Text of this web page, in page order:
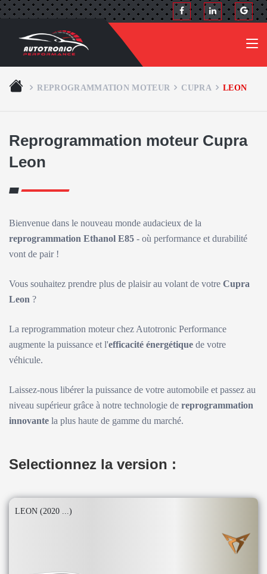
REPROGRAMMATION MOTEUR CUPRA LEON
Reprogrammation moteur Cupra
Leon
Bienvenue dans le nouveau monde audacieux de la
reprogrammation Ethanol E85 - où performance et durabilité
vont de pair !
Vous souhaitez prendre plus de plaisir au volant de votre Cupra
Leon ?
La reprogrammation moteur chez Autotronic Performance
augmente la puissance et l'efficacité énergétique de votre
véhicule.
Laissez-nous libérer la puissance de votre automobile et passez au
niveau supérieur grâce à notre technologie de reprogrammation
innovante la plus haute de gamme du marché.
Selectionnez la version :
LEON (2020 ...)